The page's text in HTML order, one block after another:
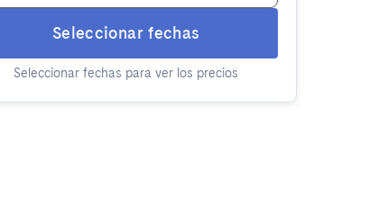
Seleccionar fechas
Seleccionar fechas para ver los precios